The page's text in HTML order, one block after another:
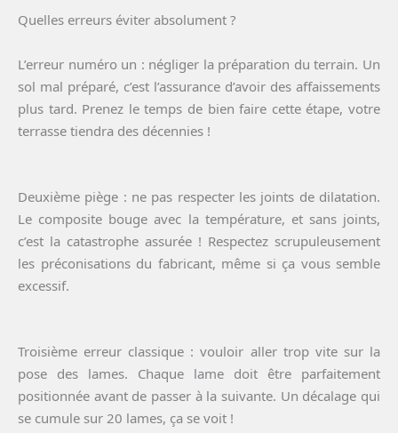
Quelles erreurs éviter absolument ?
L’erreur numéro un : négliger la préparation du terrain. Un
sol mal préparé, c’est l’assurance d’avoir des affaissements
plus tard. Prenez le temps de bien faire cette étape, votre
terrasse tiendra des décennies !
Deuxième piège : ne pas respecter les joints de dilatation.
Le composite bouge avec la température, et sans joints,
c’est la catastrophe assurée ! Respectez scrupuleusement
les préconisations du fabricant, même si ça vous semble
excessif.
Troisième erreur classique : vouloir aller trop vite sur la
pose des lames. Chaque lame doit être parfaitement
positionnée avant de passer à la suivante. Un décalage qui
se cumule sur 20 lames, ça se voit !